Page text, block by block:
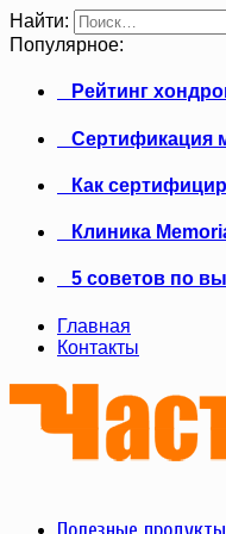
Найти:
Популярное:
Рейтинг
Сертификация
Как
Клиника
5 советов по
Главная
Контакты